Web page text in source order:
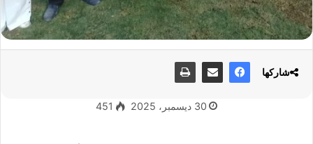
30 ديسمبر، 2025 451
شاركها